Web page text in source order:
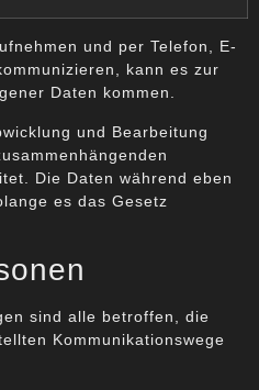
und per Telefon, E-
kann es zur
Daten kommen.
und Bearbeitung
Die Daten während eben
es das Gesetz
sind alle betroffen, die
Kommunikationswege